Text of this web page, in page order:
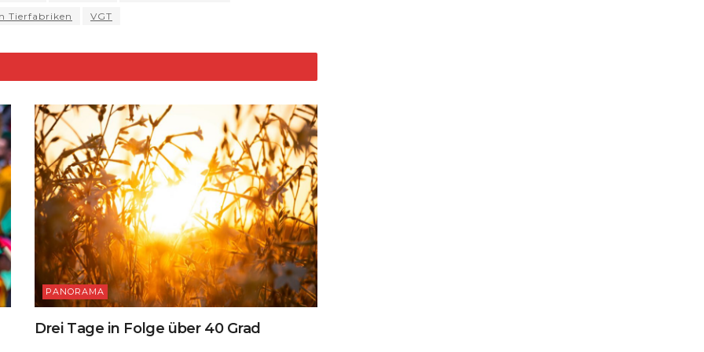
di l
y
n
k
t
e
Tierfabriken VGT
PANORAMA
Drei Tage in Folge über 40 Grad